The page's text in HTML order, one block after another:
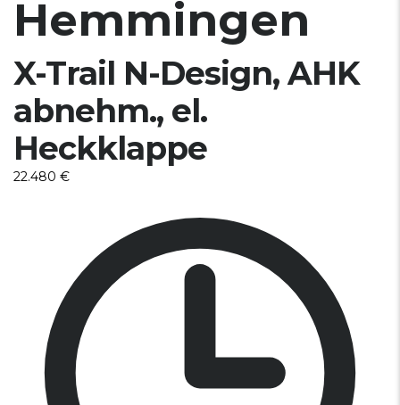
Hemmingen
X-Trail N-Design, AHK
abnehm., el.
Heckklappe
22.480 €